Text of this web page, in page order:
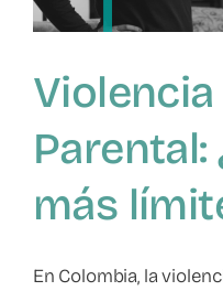
Asociarse
SEVIFIP CONECTA
Parental:
más
En Colombia, la